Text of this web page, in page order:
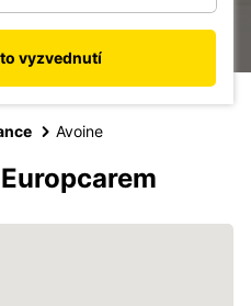
vyzvednutí
Avoine